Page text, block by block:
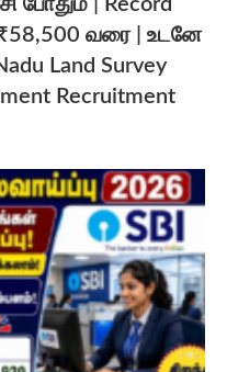
போதும் | Record
வரை | உடனே
Land Survey
Recruitment